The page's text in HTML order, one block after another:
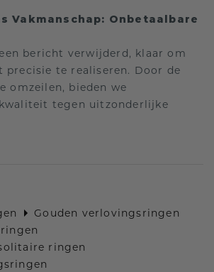
Vakmanschap: Onbetaalbare
bericht verwijderd, klaar om
precisie te realiseren. Door de
omzeilen, bieden we
tegen uitzonderlijke
Gouden verlovingsringen
ringen